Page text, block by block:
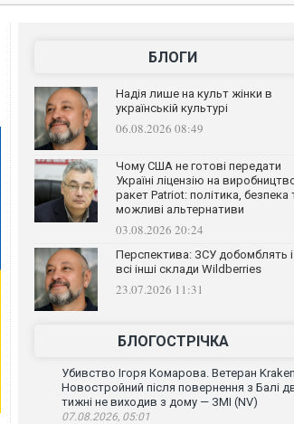
БЛОГИ
Надія лише на культ жінки в
українській культурі
06.08.2026 08:49
Чому США не готові передати
Україні ліцензію на
ракет Patriot: політика, безпека
можливі альтернативи
03.08.2026 20:24
Перспектива: ЗСУ добомблять і
всі інші склади Wildberries
23.07.2026 11:31
БЛОГОСТРІЧКА
Убивство Ігоря Комарова. Ветеран Kraken
Новостройний після повернення з Балі
тижні не виходив з дому — ЗМІ (NV)
07.08.2026, 05:01